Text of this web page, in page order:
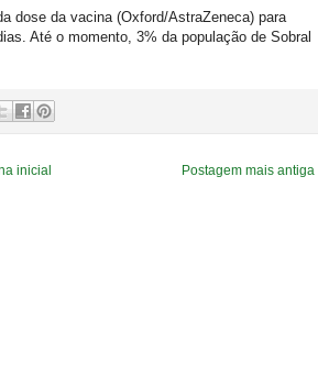
dose da vacina (Oxford/AstraZeneca) para
Até o momento, 3% da população de Sobral
Postagem mais antiga
inicial